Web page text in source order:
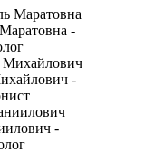
-
-
-